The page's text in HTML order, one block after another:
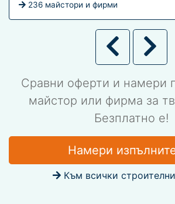
236 майстори и фирми
Сравни оферти и намери
майстор или фирма за
Безплатно е!
Намери
Към всички